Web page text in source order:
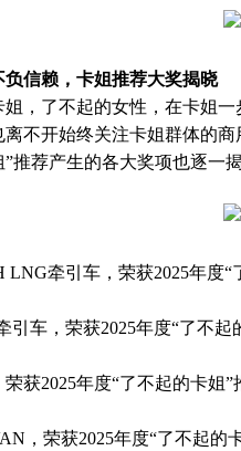
负信赖，卡姐推荐大奖揭晓
姐，了不起的女性，在卡姐
离不开始终关注卡姐群体的
推荐产生的各大奖项也逐一揭
LNG牵引车，荣获2025年度
引车，荣获2025年度“了不起
获2025年度“了不起的卡姐”
，荣获2025年度“了不起的